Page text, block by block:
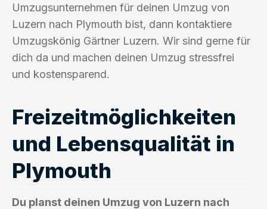
Umzugsunternehmen für deinen Umzug von
Luzern nach Plymouth bist, dann kontaktiere
Umzugskönig Gärtner Luzern. Wir sind gerne für
dich da und machen deinen Umzug stressfrei
und kostensparend.
Freizeitmöglichkeiten
und Lebensqualität in
Plymouth
Du planst deinen Umzug von Luzern nach